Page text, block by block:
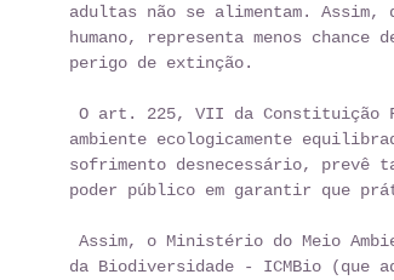
adultas não se alimentam.
humano, representa menos chance
perigo de extinção.
ambiente ecologicamente
sofrimento desnecessário, prevê
poder público em garantir que
da Biodiversidade - ICMBio (que